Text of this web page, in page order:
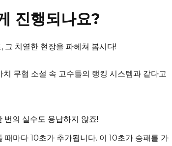
진행되나요?
그 치열한 현장을 파헤쳐 봅시다!
치 무협 소설 속 고수들의 랭킹 시스템과 같다고
번의 실수도 용납하지 않죠!
때마다 10초가 추가됩니다. 이 10초가 승패를 가